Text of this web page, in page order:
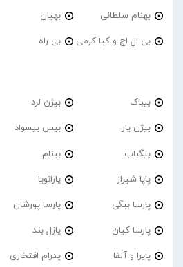
بهنام سلطانی بهیان
بی ال اچ و کیا کرمی بی راه
بیباک بیژن لرد
بیژن یار بیس بیسواد
بیگباب بینام
پاپا شیراز پارانویا
پارسا بیگی پارسا پورشان
پارسا کیان پازل بند
پایرا و آلفا پدرام افتخاری